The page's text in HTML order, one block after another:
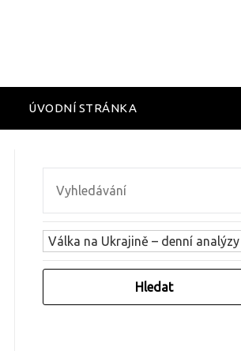
ÚVODNÍ STRÁNKA